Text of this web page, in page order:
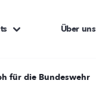
Über uns
für die Bundeswehr